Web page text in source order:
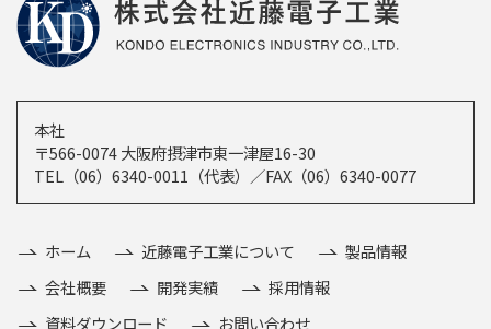
本社
〒566-0074 大阪府摂津市東一津屋16-30
TEL（06）6340-0011（代表）／FAX（06）6340-0077
ホーム 近藤電子工業について
製品情報
会社概要
開発実績
採用情報
資料ダウンロード
お問い合わせ